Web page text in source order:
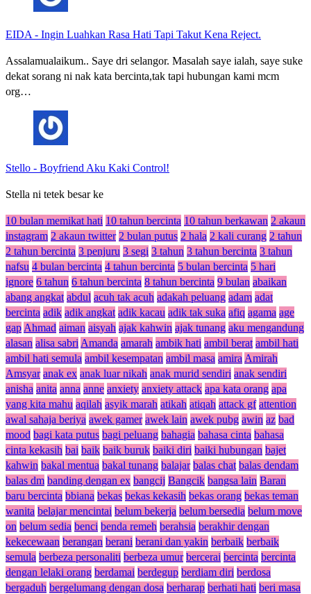
EIDA - Ingin Luahkan Rasa Hati Tapi Takut Kena Reject.
Assalamualaikum.. Saye dri selangor. Masalah saye ialah, saye suke
dekat sorang ni nak kata bercinta,tak tapi hubungan kami mcm
org…
Stello - Boyfriend Aku Kaki Control!
Stella ni tetek besar ke
10 bulan memikat hati 10 tahun bercinta 10 tahun berkawan 2 akaun
instagram 2 akaun twitter 2 bulan putus 2 hala 2 kali curang 2 tahun
2 tahun bercinta 3 penjuru 3 segi 3 tahun 3 tahun bercinta 3 tahun
nafsu 4 bulan bercinta 4 tahun bercinta 5 bulan bercinta 5 hari
ignore 6 tahun 6 tahun bercinta 8 tahun bercinta 9 bulan abaikan
abang angkat abdul acuh tak acuh adakah peluang adam adat
bercinta adik adik angkat adik kacau adik tak suka afiq agama age
gap Ahmad aiman aisyah ajak kahwin ajak tunang aku mengandung
alasan alisa sabri Amanda amarah ambik hati ambil berat ambil hati
ambil hati semula ambil kesempatan ambil masa amira Amirah
Amsyar anak ex anak luar nikah anak murid sendiri anak sendiri
anisha anita anna anne anxiety anxiety attack apa kata orang apa
yang kita mahu aqilah asyik marah atikah atiqah attack gf attention
awal sahaja beriya awek gamer awek lain awek pubg awin az bad
mood bagi kata putus bagi peluang bahagia bahasa cinta bahasa
cinta kekasih bai baik baik buruk baiki diri baiki hubungan bajet
kahwin bakal mentua bakal tunang balajar balas chat balas dendam
balas dm banding dengan ex bangcij Bangcik bangsa lain Baran
baru bercinta bbiana bekas bekas kekasih bekas orang bekas teman
wanita belajar mencintai belum bekerja belum bersedia belum move
on belum sedia benci benda remeh berahsia berakhir dengan
kekecewaan berangan berani berani dan yakin berbaik berbaik
semula berbeza personaliti berbeza umur bercerai bercinta bercinta
dengan lelaki orang berdamai berdegup berdiam diri berdosa
bergaduh bergelumang dengan dosa berharap berhati hati beri masa